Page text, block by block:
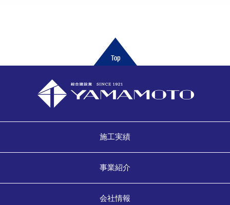
施工実績
事業紹介
会社情報